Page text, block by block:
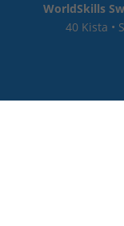
WorldSkills
40 Kista •